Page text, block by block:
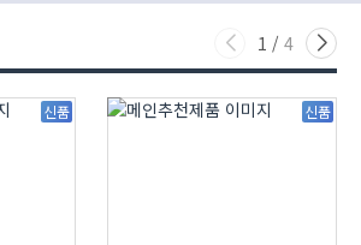
1 / 4
신품 신품